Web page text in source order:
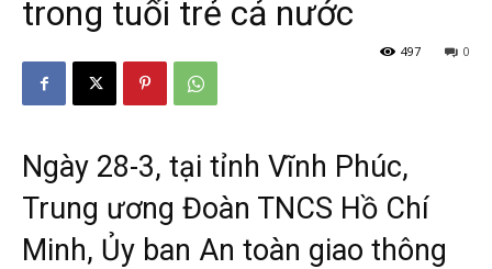
trong tuổi trẻ cả nước
0
497
Ngày 28-3, tại tỉnh Vĩnh Phúc,
Trung ương Đoàn TNCS Hồ Chí
Minh, Ủy ban An toàn giao thông